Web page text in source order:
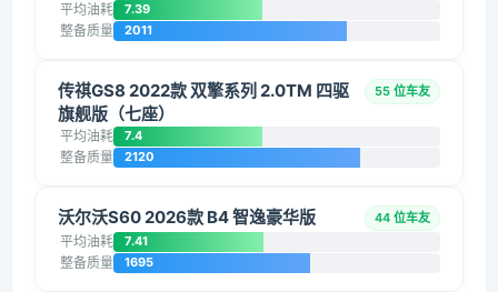
平均油耗 7.39
整备质量 2011
传祺GS8 2022款 双擎系列 2.0TM 四驱
旗舰版（七座）
55 位车友
平均油耗 7.4
整备质量 2120
沃尔沃S60 2026款 B4 智逸豪华版 44 位车友
平均油耗 7.41
整备质量 1695